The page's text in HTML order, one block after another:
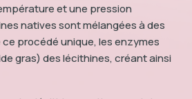
et une pression
natives sont mélangées à des
procédé unique, les enzymes
gras) des lécithines, créant ainsi